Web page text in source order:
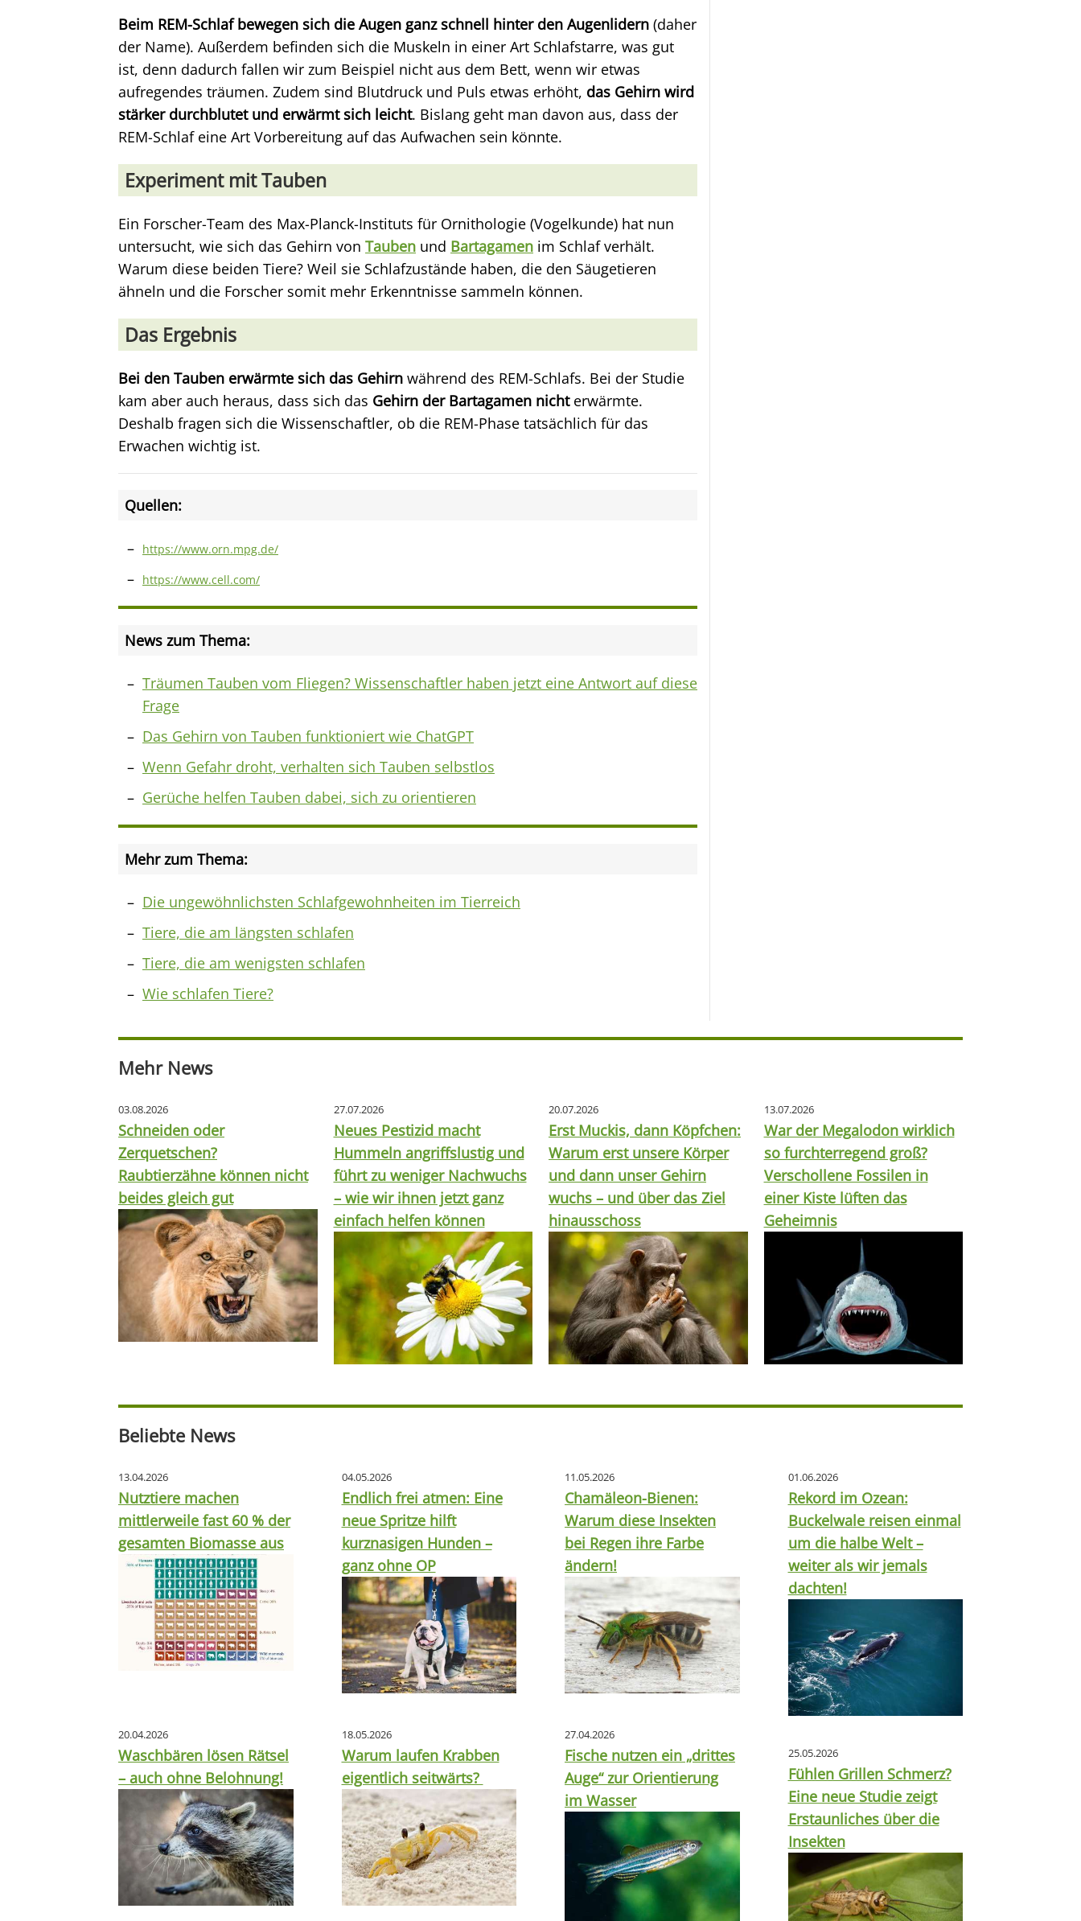
Beim REM-Schlaf bewegen sich die Augen ganz schnell hinter den Augenlidern (daher
der Name). Außerdem befinden sich die Muskeln in einer Art Schlafstarre, was gut
ist, denn dadurch fallen wir zum Beispiel nicht aus dem Bett, wenn wir etwas
aufregendes träumen. Zudem sind Blutdruck und Puls etwas erhöht, das Gehirn wird
stärker durchblutet und erwärmt sich leicht. Bislang geht man davon aus, dass der
REM-Schlaf eine Art Vorbereitung auf das Aufwachen sein könnte.
Experiment mit Tauben
Ein Forscher-Team des Max-Planck-Instituts für Ornithologie (Vogelkunde) hat nun
untersucht, wie sich das Gehirn von Tauben und Bartagamen im Schlaf verhält.
Warum diese beiden Tiere? Weil sie Schlafzustände haben, die den Säugetieren
ähneln und die Forscher somit mehr Erkenntnisse sammeln können.
Das Ergebnis
Bei den Tauben erwärmte sich das Gehirn während des REM-Schlafs. Bei der Studie
kam aber auch heraus, dass sich das Gehirn der Bartagamen nicht erwärmte.
Deshalb fragen sich die Wissenschaftler, ob die REM-Phase tatsächlich für das
Erwachen wichtig ist.
Quellen:
https://www.orn.mpg.de/
https://www.cell.com/
News zum Thema:
Träumen Tauben vom Fliegen? Wissenschaftler haben jetzt eine Antwort auf diese
Frage
Das Gehirn von Tauben funktioniert wie ChatGPT
Wenn Gefahr droht, verhalten sich Tauben selbstlos
Gerüche helfen Tauben dabei, sich zu orientieren
Mehr zum Thema:
Die ungewöhnlichsten Schlafgewohnheiten im Tierreich
Tiere, die am längsten schlafen
Tiere, die am wenigsten schlafen
Wie schlafen Tiere?
Mehr News
03.08.2026
Schneiden oder
Zerquetschen?
Raubtierzähne können nicht
beides gleich gut
27.07.2026
Neues Pestizid macht
Hummeln angriffslustig und
führt zu weniger Nachwuchs
– wie wir ihnen jetzt ganz
einfach helfen können
20.07.2026
Erst Muckis, dann Köpfchen:
Warum erst unsere Körper
und dann unser Gehirn
wuchs – und über das Ziel
hinausschoss
13.07.2026
War der Megalodon wirklich
so furchterregend groß?
Verschollene Fossilen in
einer Kiste lüften das
Geheimnis
Beliebte News
13.04.2026
Nutztiere machen
mittlerweile fast 60 % der
gesamten Biomasse aus
20.04.2026
Waschbären lösen Rätsel
– auch ohne Belohnung!
04.05.2026
Endlich frei atmen: Eine
neue Spritze hilft
kurznasigen Hunden –
ganz ohne OP
18.05.2026
Warum laufen Krabben
eigentlich seitwärts?
11.05.2026
Chamäleon-Bienen:
Warum diese Insekten
bei Regen ihre Farbe
ändern!
27.04.2026
Fische nutzen ein „drittes
Auge“ zur Orientierung
im Wasser
01.06.2026
Rekord im Ozean:
Buckelwale reisen einmal
um die halbe Welt –
weiter als wir jemals
dachten!
25.05.2026
Fühlen Grillen Schmerz?
Eine neue Studie zeigt
Erstaunliches über die
Insekten